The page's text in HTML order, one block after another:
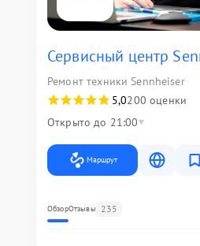
Сервисный центр
Ремонт техники Sennheiser
5,0200 оценки
Открыто до 21:00
Маршрут
ОбзорОтзывы 235